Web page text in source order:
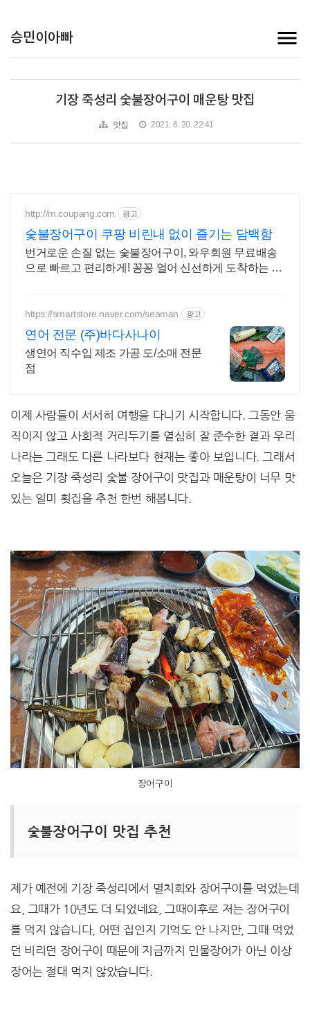
승민이아빠
기장 죽성리 숯불장어구이 매운탕 맛집
맛집 2021. 6. 20. 22:41
http://m.coupang.com 광고
숯불장어구이 쿠팡 비린내 없이 즐기는 담백함
번거로운 손질 없는 숯불장어구이, 와우회원 무료배송
으로 빠르고 편리하게! 꽁꽁 얼어 신선하게 도착하는 생
https://smartstore.naver.com/seaman 광고
연어 전문 (주)바다사나이
생연어 직수입 제조 가공 도/소매 전문
점
이제 사람들이 서서히 여행을 다니기 시작합니다. 그동안 움
직이지 않고 사회적 거리두기를 열심히 잘 준수한 결과 우리
나라는 그래도 다른 나라보다 현재는 좋아 보입니다. 그래서
오늘은 기장 죽성리 숯불 장어구이 맛집과 매운탕이 너무 맛
있는 일미 횟집을 추천 한번 해봅니다.
장어구이
숯불장어구이 맛집 추천
제가 예전에 기장 죽성리에서 멸치회와 장어구이를 먹었는데
요, 그때가 10년도 더 되었네요, 그때이후로 저는 장어구이
를 먹지 않습니다, 어떤 집인지 기억도 안 나지만, 그때 먹었
던 비리던 장어구이 때문에 지금까지 민물장어가 아닌 이상
장어는 절대 먹지 않았습니다.